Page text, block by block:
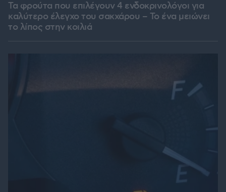
Τα φρούτα που επιλέγουν 4 ενδοκρινολόγοι για
καλύτερο έλεγχο του σακχάρου – Το ένα μειώνει
το λίπος στην κοιλιά